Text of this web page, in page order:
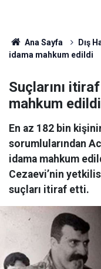
Ana Sayfa Dış
idama mahkum edildi
Suçlarını
mahkum edildi
En az 182 bin
sorumlularından
idama mahkum
Cezaevi’nin
suçları itiraf etti.